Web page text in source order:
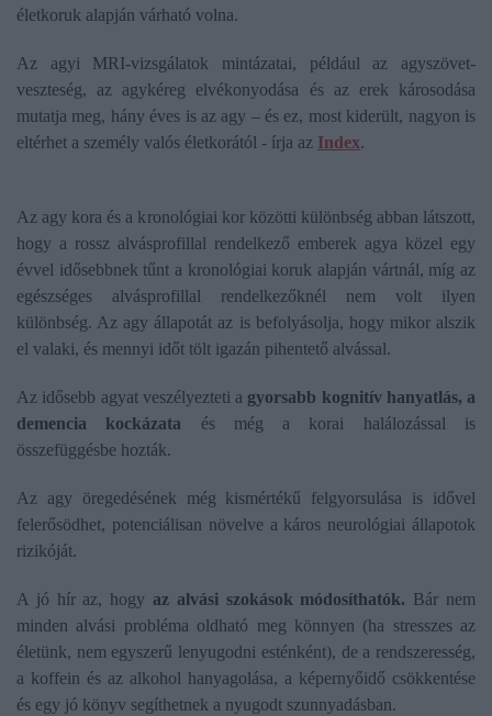
életkoruk alapján várható volna.
Az agyi MRI-vizsgálatok mintázatai, például az agyszövet-
veszteség, az agykéreg elvékonyodása és az erek károsodása
mutatja meg, hány éves is az agy – és ez, most kiderült, nagyon is
eltérhet a személy valós életkorától - írja az Index.
Az agy kora és a kronológiai kor közötti különbség abban látszott,
hogy a rossz alvásprofillal rendelkező emberek agya közel egy
évvel idősebbnek tűnt a kronológiai koruk alapján vártnál, míg az
egészséges alvásprofillal rendelkezőknél nem volt ilyen
különbség. Az agy állapotát az is befolyásolja, hogy mikor alszik
el valaki, és mennyi időt tölt igazán pihentető alvással.
Az idősebb agyat veszélyezteti a gyorsabb kognitív hanyatlás, a
demencia kockázata és még a korai halálozással is
összefüggésbe hozták.
Az agy öregedésének még kismértékű felgyorsulása is idővel
felerősödhet, potenciálisan növelve a káros neurológiai állapotok
rizikóját.
A jó hír az, hogy az alvási szokások módosíthatók. Bár nem
minden alvási probléma oldható meg könnyen (ha stresszes az
életünk, nem egyszerű lenyugodni esténként), de a rendszeresség,
a koffein és az alkohol hanyagolása, a képernyőidő csökkentése
és egy jó könyv segíthetnek a nyugodt szunnyadásban.